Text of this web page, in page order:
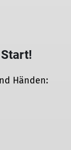
Händen: